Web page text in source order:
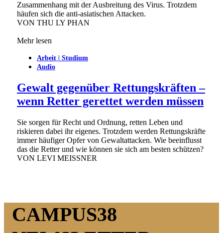
Zusammenhang mit der Ausbreitung des Virus. Trotzdem
häufen sich die anti-asiatischen Attacken.
VON THU LY PHAN
Mehr lesen
Arbeit | Studium
Audio
Gewalt gegenüber Rettungskräften –
wenn Retter gerettet werden müssen
Sie sorgen für Recht und Ordnung, retten Leben und
riskieren dabei ihr eigenes. Trotzdem werden Rettungskräfte
immer häufiger Opfer von Gewaltattacken. Wie beeinflusst
das die Retter und wie können sie sich am besten schützen?
VON LEVI MEISSNER
CAMPUS38